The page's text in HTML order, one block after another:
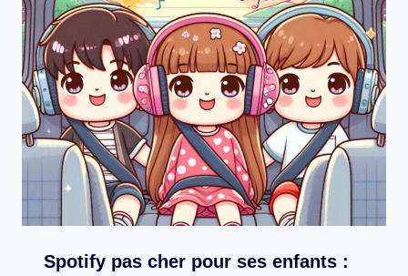
Spotify pas cher pour ses enfants :